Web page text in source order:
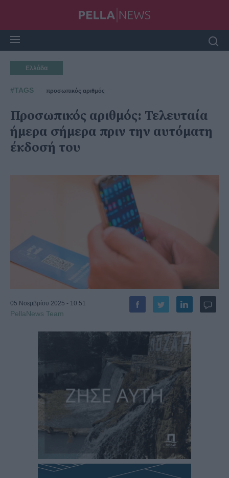
Ελλάδα
#TAGS προσωπικός αριθμός
Προσωπικός αριθμός: Τελευταία
ήμερα σήμερα πριν την αυτόματη
έκδοσή του
05 Νοεμβρίου 2025 - 10:51
PellaNews Team